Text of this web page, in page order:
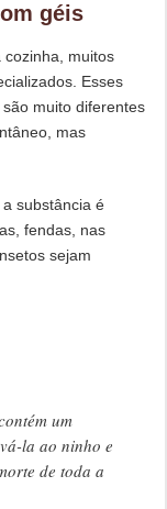
géis
muitos
Esses
muito diferentes
mas
substância é
fendas, nas
sejam
um
la ao ninho e
de toda a